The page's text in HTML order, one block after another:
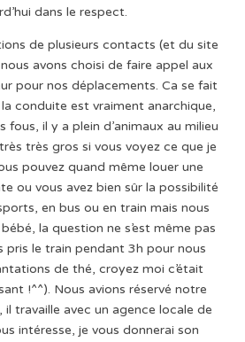
dans le respect.
de plusieurs contacts (et du site
avons choisi de faire appel aux
pour nos déplacements. Ca se fait
conduite est vraiment anarchique,
fous, il y a plein d’animaux au milieu
très gros si vous voyez ce que je
pouvez quand même louer une
ou vous avez bien sûr la possibilité
en bus ou en train mais nous
la question ne s’est même pas
pris le train pendant 3h pour nous
de thé, croyez moi c’était
!^^). Nous avions réservé notre
il travaille avec un agence locale de
intéresse, je vous donnerai son